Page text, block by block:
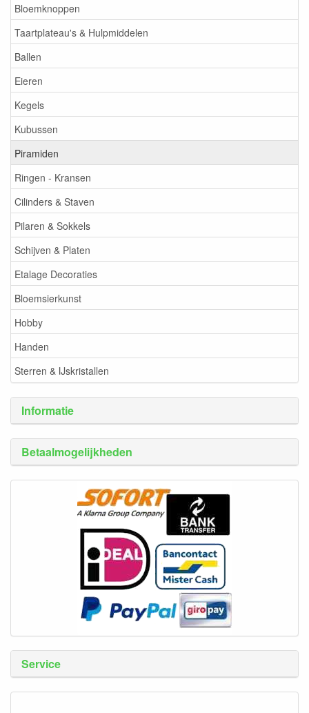
Bloemknoppen
Taartplateau's & Hulpmiddelen
Ballen
Eieren
Kegels
Kubussen
Piramiden
Ringen - Kransen
Cilinders & Staven
Pilaren & Sokkels
Schijven & Platen
Etalage Decoraties
Bloemsierkunst
Hobby
Handen
Sterren & IJskristallen
Informatie
Betaalmogelijkheden
Service